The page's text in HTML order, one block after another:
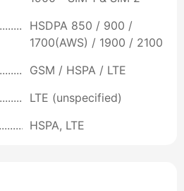
HSDPA 850 / 900 /
1700(AWS) / 1900 / 2100
GSM / HSPA / LTE
LTE (unspecified)
HSPA, LTE